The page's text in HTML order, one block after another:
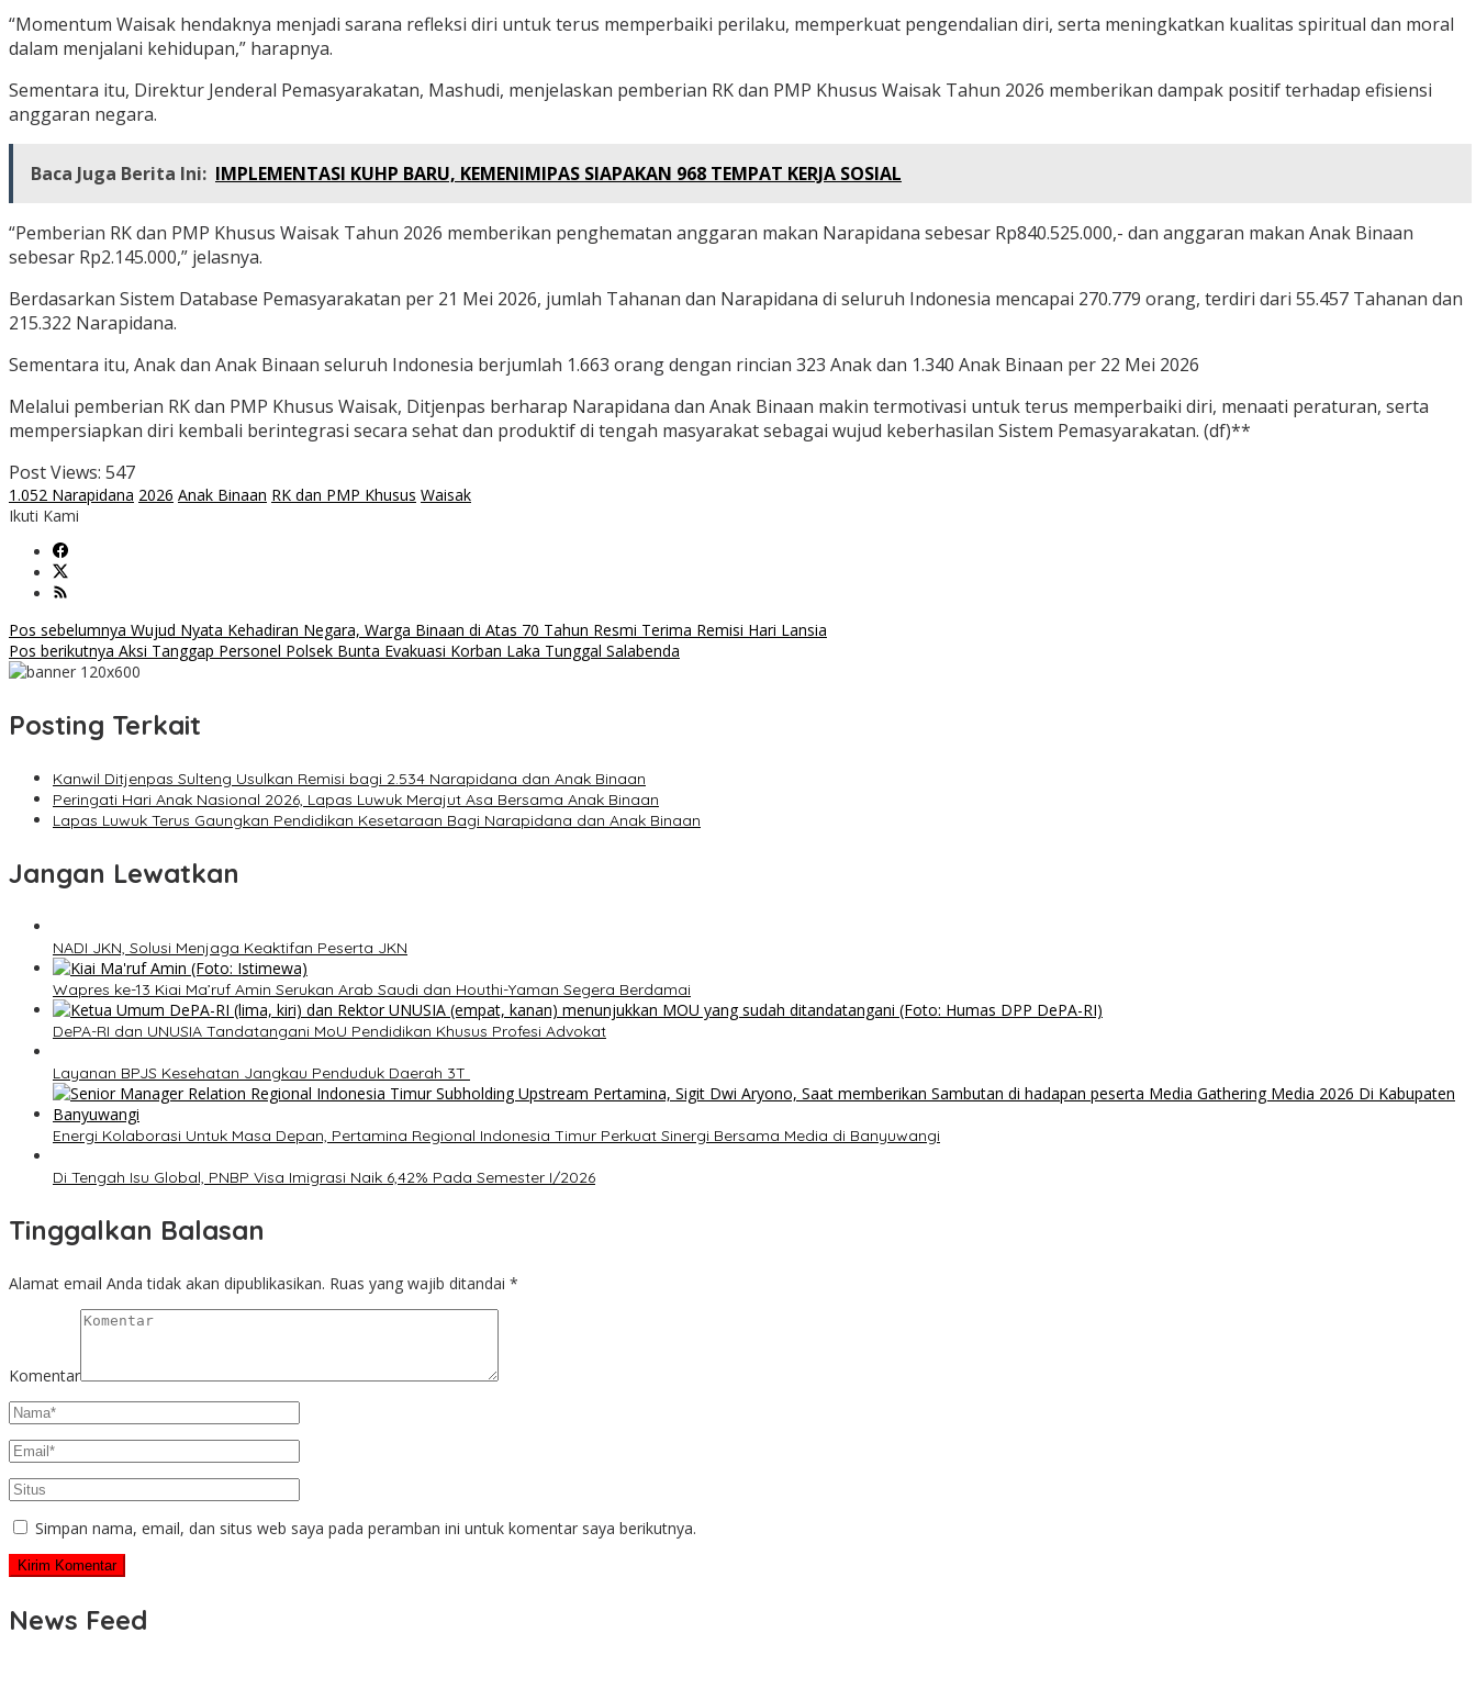
“Momentum Waisak hendaknya menjadi sarana refleksi diri untuk terus memperbaiki perilaku, memperkuat pengendalian diri, serta meningkatkan kualitas spiritual dan moral
dalam menjalani kehidupan,” harapnya.
Sementara itu, Direktur Jenderal Pemasyarakatan, Mashudi, menjelaskan pemberian RK dan PMP Khusus Waisak Tahun 2026 memberikan dampak positif terhadap efisiensi
anggaran negara.
Baca Juga Berita Ini: IMPLEMENTASI KUHP BARU, KEMENIMIPAS SIAPAKAN 968 TEMPAT KERJA SOSIAL
“Pemberian RK dan PMP Khusus Waisak Tahun 2026 memberikan penghematan anggaran makan Narapidana sebesar Rp840.525.000,- dan anggaran makan Anak Binaan
sebesar Rp2.145.000,” jelasnya.
Berdasarkan Sistem Database Pemasyarakatan per 21 Mei 2026, jumlah Tahanan dan Narapidana di seluruh Indonesia mencapai 270.779 orang, terdiri dari 55.457 Tahanan dan
215.322 Narapidana.
Sementara itu, Anak dan Anak Binaan seluruh Indonesia berjumlah 1.663 orang dengan rincian 323 Anak dan 1.340 Anak Binaan per 22 Mei 2026
Melalui pemberian RK dan PMP Khusus Waisak, Ditjenpas berharap Narapidana dan Anak Binaan makin termotivasi untuk terus memperbaiki diri, menaati peraturan, serta
mempersiapkan diri kembali berintegrasi secara sehat dan produktif di tengah masyarakat sebagai wujud keberhasilan Sistem Pemasyarakatan. (df)**
Post Views: 547
1.052 Narapidana 2026 Anak Binaan RK dan PMP Khusus Waisak
Ikuti Kami
Navigasi
pos
Pos sebelumnya Wujud Nyata Kehadiran Negara, Warga Binaan di Atas 70 Tahun Resmi Terima Remisi Hari Lansia
Pos berikutnya Aksi Tanggap Personel Polsek Bunta Evakuasi Korban Laka Tunggal Salabenda
Posting Terkait
Kanwil Ditjenpas Sulteng Usulkan Remisi bagi 2.534 Narapidana dan Anak Binaan
Peringati Hari Anak Nasional 2026, Lapas Luwuk Merajut Asa Bersama Anak Binaan
Lapas Luwuk Terus Gaungkan Pendidikan Kesetaraan Bagi Narapidana dan Anak Binaan
Jangan Lewatkan
NADI JKN, Solusi Menjaga Keaktifan Peserta JKN
Wapres ke-13 Kiai Ma’ruf Amin Serukan Arab Saudi dan Houthi-Yaman Segera Berdamai
DePA-RI dan UNUSIA Tandatangani MoU Pendidikan Khusus Profesi Advokat
Layanan BPJS Kesehatan Jangkau Penduduk Daerah 3T
Energi Kolaborasi Untuk Masa Depan, Pertamina Regional Indonesia Timur Perkuat Sinergi Bersama Media di Banyuwangi
Di Tengah Isu Global, PNBP Visa Imigrasi Naik 6,42% Pada Semester I/2026
Tinggalkan Balasan
Alamat email Anda tidak akan dipublikasikan. Ruas yang wajib ditandai *
Komentar
Simpan nama, email, dan situs web saya pada peramban ini untuk komentar saya berikutnya.
News Feed